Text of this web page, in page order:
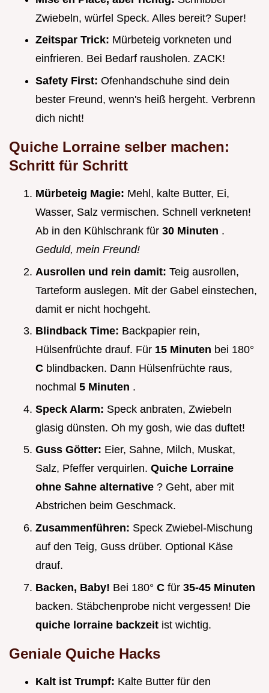
Zwiebeln, würfel Speck. Alles bereit? Super!
Zeitspar Trick: Mürbeteig vorkneten und
einfrieren. Bei Bedarf rausholen. ZACK!
Safety First: Ofenhandschuhe sind dein
bester Freund, wenn's heiß hergeht. Verbrenn
dich nicht!
Quiche Lorraine selber machen:
Schritt für Schritt
Mürbeteig Magie: Mehl, kalte Butter, Ei,
Wasser, Salz vermischen. Schnell verkneten!
Ab in den Kühlschrank für 30 Minuten .
Geduld, mein Freund!
Ausrollen und rein damit: Teig ausrollen,
Tarteform auslegen. Mit der Gabel einstechen,
damit er nicht hochgeht.
Blindback Time: Backpapier rein,
Hülsenfrüchte drauf. Für 15 Minuten bei 180°
C blindbacken. Dann Hülsenfrüchte raus,
nochmal 5 Minuten .
Speck Alarm: Speck anbraten, Zwiebeln
glasig dünsten. Oh my gosh, wie das duftet!
Guss Götter: Eier, Sahne, Milch, Muskat,
Salz, Pfeffer verquirlen. Quiche Lorraine
ohne Sahne alternative ? Geht, aber mit
Abstrichen beim Geschmack.
Zusammenführen: Speck Zwiebel-Mischung
auf den Teig, Guss drüber. Optional Käse
drauf.
Backen, Baby! Bei 180° C für 35-45 Minuten
backen. Stäbchenprobe nicht vergessen! Die
quiche lorraine backzeit ist wichtig.
Geniale Quiche Hacks
Kalt ist Trumpf: Kalte Butter für den